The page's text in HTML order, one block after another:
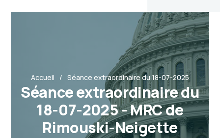
Accueil Séance extraordinaire du 18-07-2025
Séance extraordinaire du
18-07-2025 - MRC de
Rimouski-Neigette